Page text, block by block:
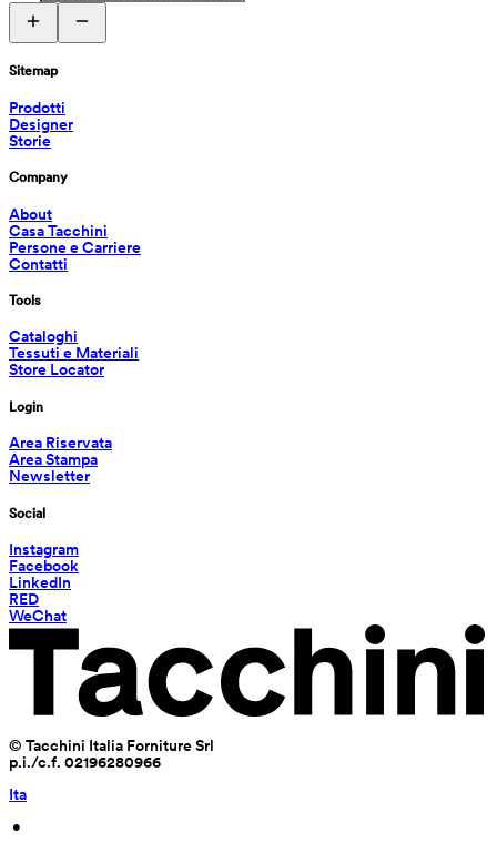
Sitemap
Prodotti
Designer
Storie
Company
About
Casa Tacchini
Persone e Carriere
Contatti
Tools
Cataloghi
Tessuti e Materiali
Store Locator
Login
Area Riservata
Area Stampa
Newsletter
Social
Instagram
Facebook
LinkedIn
RED
WeChat
© Tacchini Italia Forniture Srl
p.i./c.f. 02196280966
Ita
•